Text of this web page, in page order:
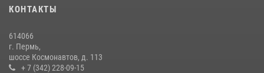
30 июля 2026, 05:19
17 июля 2026, 10:34
КОНТАКТЫ
614066
г. Пермь,
шоссе Космонавтов, д. 113
+ 7 (342) 228-09-15